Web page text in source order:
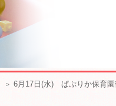
6月17日(水) ぱぷりか保育園